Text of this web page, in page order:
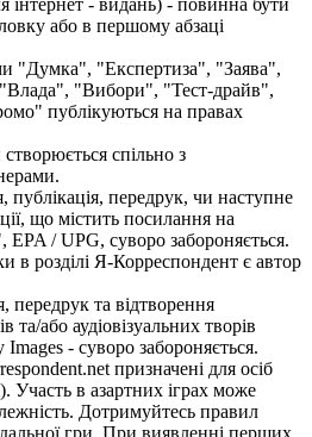
інтернет - видань) - повинна бути
або в першому абзаці
"Думка", "Експертиза", "Заява",
"Вибори", "Тест-драйв",
публікуються на правах
спільно з
публікація, передрук, чи наступне
що містить посилання на
EPA / UPG, суворо забороняється.
в розділі Я-Корреспондент є автор
передрук та відтворення
та/або аудіовізуальних творів
- суворо забороняється.
призначені для осіб
Участь в азартних іграх може
Дотримуйтесь правил